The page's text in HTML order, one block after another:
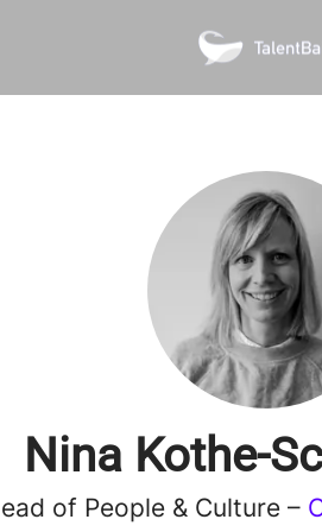
Nina Kothe-
of People & Culture –